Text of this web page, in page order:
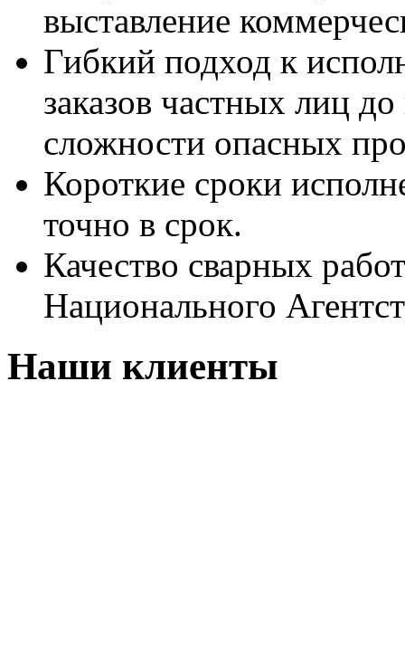
выставление
Гибкий подход к
заказов частных лиц
сложности опасных
Короткие сроки
точно в срок.
Качество сварных
Национального
Наши клиенты